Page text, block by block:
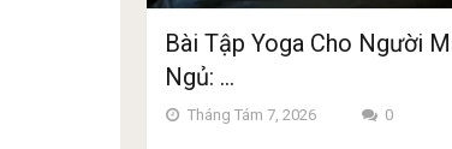
Bài Tập Yoga Cho Người
Ngủ: …
Tháng Tám 7, 2026 0